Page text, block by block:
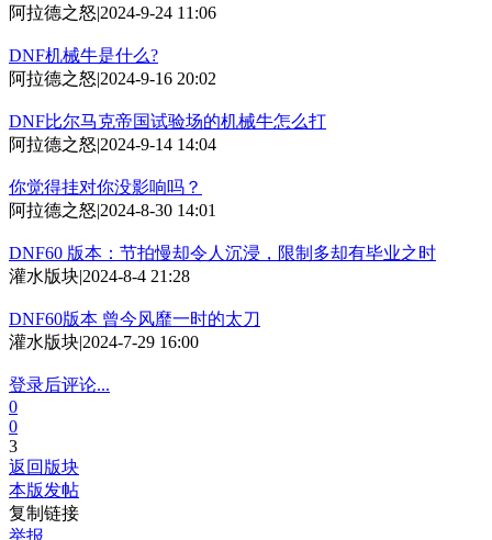
阿拉德之怒|2024-9-24 11:06
DNF机械牛是什么?
阿拉德之怒|2024-9-16 20:02
DNF比尔马克帝国试验场的机械牛怎么打
阿拉德之怒|2024-9-14 14:04
你觉得挂对你没影响吗？
阿拉德之怒|2024-8-30 14:01
DNF60 版本：节拍慢却令人沉浸，限制多却有毕业之时
灌水版块|2024-8-4 21:28
DNF60版本 曾今风靡一时的太刀
灌水版块|2024-7-29 16:00
登录后评论...
0
0
3
返回版块
本版发帖
复制链接
举报